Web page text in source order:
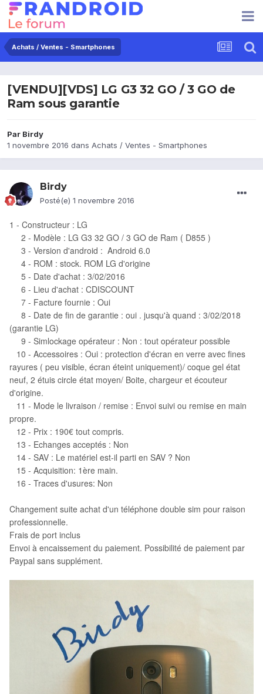
Achats / Ventes - Smartphones
[VENDU][VDS] LG G3 32 GO / 3 GO de
Ram sous garantie
Par Birdy
1 novembre 2016 dans Achats / Ventes - Smartphones
Birdy
Posté(e) 1 novembre 2016
1 - Constructeur : LG
2 - Modèle : LG G3 32 GO / 3 GO de Ram ( D855 )
3 - Version d'android : Android 6.0
4 - ROM : stock. ROM LG d'origine
5 - Date d'achat : 3/02/2016
6 - Lieu d'achat : CDISCOUNT
7 - Facture fournie : Oui
8 - Date de fin de garantie : oui . jusqu'à quand : 3/02/2018
(garantie LG)
9 - Simlockage opérateur : Non : tout opérateur possible
10 - Accessoires : Oui : protection d'écran en verre avec fines
rayures ( peu visible, écran éteint uniquement)/ coque gel état
neuf, 2 étuis circle état moyen/ Boite, chargeur et écouteur
d'origine.
11 - Mode le livraison / remise : Envoi suivi ou remise en main
propre.
12 - Prix : 190€ tout compris.
13 - Echanges acceptés : Non
14 - SAV : Le matériel est-il parti en SAV ? Non
15 - Acquisition: 1ère main.
16 - Traces d'usures: Non
Changement suite achat d'un téléphone double sim pour raison
professionnelle.
Frais de port inclus
Envoi à encaissement du paiement. Possibilité de paiement par
Paypal sans supplément.